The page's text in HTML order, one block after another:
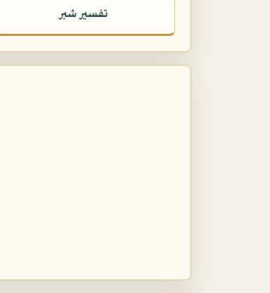
تفسير شبر